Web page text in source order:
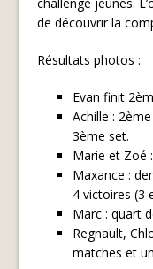
challenge jeunes.
de découvrir la
Résultats photos :
Evan finit
Achille :
3ème set.
Marie et Zoé
Maxance :
4 victoires (3
Marc : quart
Regnault,
matches et